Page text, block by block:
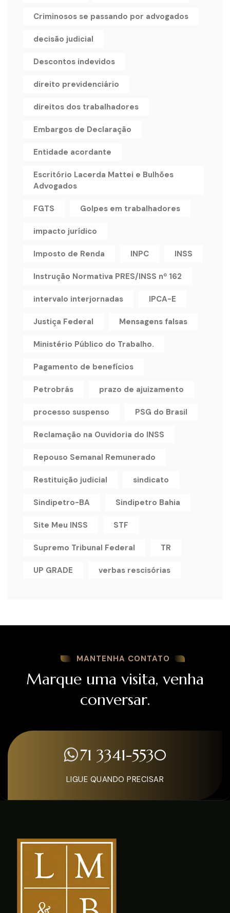
Criminosos se passando por advogados
decisão judicial
Descontos indevidos
direito previdenciário
direitos dos trabalhadores
Embargos de Declaração
Entidade acordante
Escritório Lacerda Mattei e Bulhões
Advogados
FGTS Golpes em trabalhadores
impacto jurídico
Imposto de Renda INPC INSS
Instrução Normativa PRES/INSS nº 162
intervalo interjornadas IPCA-E
Justiça Federal Mensagens falsas
Ministério Público do Trabalho.
Pagamento de benefícios
Petrobrás prazo de ajuizamento
processo suspenso PSG do Brasil
Reclamação na Ouvidoria do INSS
Repouso Semanal Remunerado
Restituição judicial sindicato
Sindipetro-BA Sindipetro Bahia
Site Meu INSS STF
Supremo Tribunal Federal TR
UP GRADE verbas rescisórias
MANTENHA CONTATO
Marque uma visita, venha
conversar.
71 3341-5530
LIGUE QUANDO PRECISAR